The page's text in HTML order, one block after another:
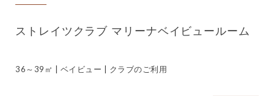
ストレイツクラブ マリーナベイビュールーム
36～39㎡ | ベイビュー | クラブのご利用